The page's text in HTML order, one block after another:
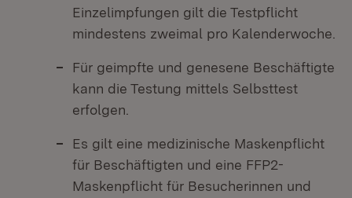
Einzelimpfungen gilt die Testpflicht
mindestens zweimal pro Kalenderwoche.
Für geimpfte und genesene Beschäftigte
kann die Testung mittels Selbsttest
erfolgen.
Es gilt eine medizinische Maskenpflicht
für Beschäftigten und eine FFP2-
Maskenpflicht für Besucherinnen und